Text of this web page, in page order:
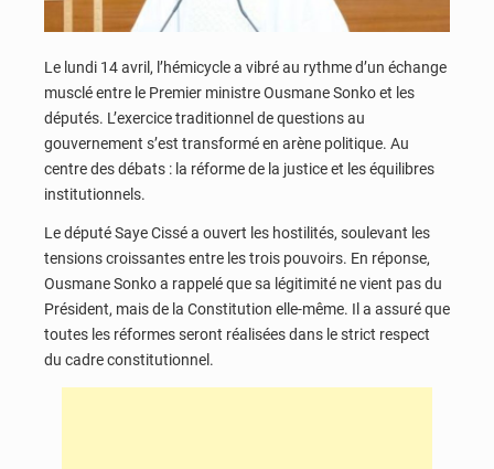
Le lundi 14 avril, l’hémicycle a vibré au rythme d’un échange
musclé entre le Premier ministre Ousmane Sonko et les
députés. L’exercice traditionnel de questions au
gouvernement s’est transformé en arène politique. Au
centre des débats : la réforme de la justice et les équilibres
institutionnels.
Le député Saye Cissé a ouvert les hostilités, soulevant les
tensions croissantes entre les trois pouvoirs. En réponse,
Ousmane Sonko a rappelé que sa légitimité ne vient pas du
Président, mais de la Constitution elle-même. Il a assuré que
toutes les réformes seront réalisées dans le strict respect
du cadre constitutionnel.